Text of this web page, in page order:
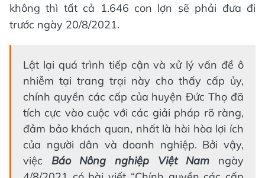
không thì tất cả 1.646 con lợn sẽ phải đưa đi
trước ngày 20/8/2021.
Lật lại quá trình tiếp cận và xử lý vấn đề ô
nhiễm tại trang trại này cho thấy cấp ủy,
chính quyền các cấp của huyện Đức Thọ đã
tích cực vào cuộc với các giải pháp rõ ràng,
đảm bảo khách quan, nhất là hài hòa lợi ích
của người dân và doanh nghiệp. Bởi vậy,
việc Báo Nông nghiệp Việt Nam ngày